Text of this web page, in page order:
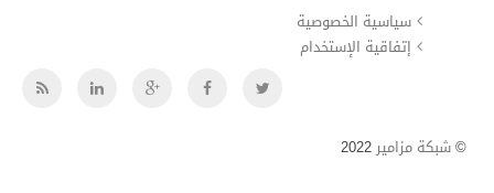
سياسية الخصوصية
إتفاقية الإستخدام
©شبكة مزامير